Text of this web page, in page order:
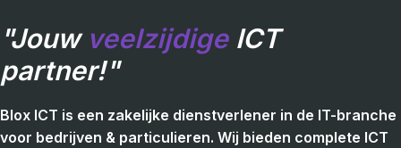
"Jouw veelzijdigeICT
partner!"
Blox ICT is een zakelijke dienstverlener in de IT-branche
voor bedrijven & particulieren. Wij bieden complete ICT